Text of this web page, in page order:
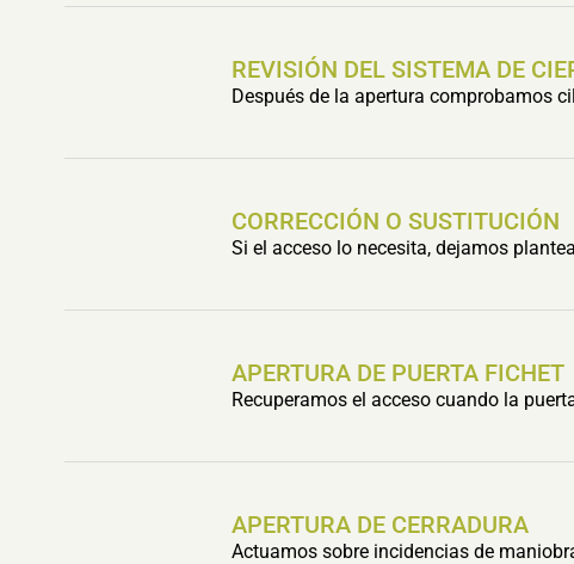
REVISIÓN DEL SISTEMA DE
Después de la apertura comprobamos
CORRECCIÓN O SUSTITUCIÓN
Si el acceso lo necesita, dejamos
APERTURA DE PUERTA FICHET
Recuperamos el acceso cuando la
APERTURA DE CERRADURA
Actuamos sobre incidencias de